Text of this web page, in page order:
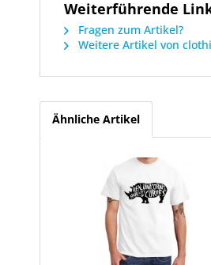
Weiterführende
Fragen zum Artikel?
Weitere Artikel von
Ähnliche Artikel